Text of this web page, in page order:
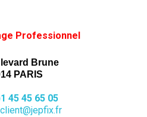
Professionnel
Brune
PARIS
45 45 65 05